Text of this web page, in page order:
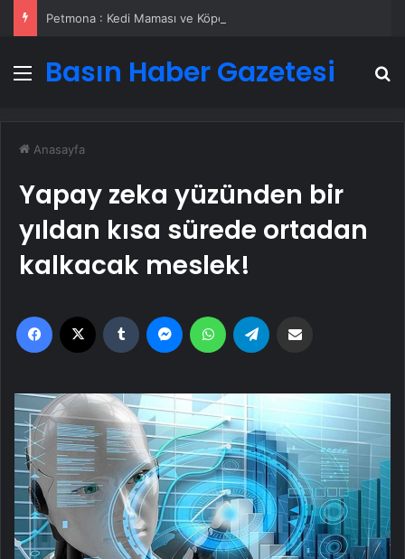
Menü
Basın Haber Gazetesi
Anasayfa
Yapay zeka yüzünden bir
yıldan kısa sürede ortadan
kalkacak meslek!
Facebook Tumblr MessengerWhatsApp